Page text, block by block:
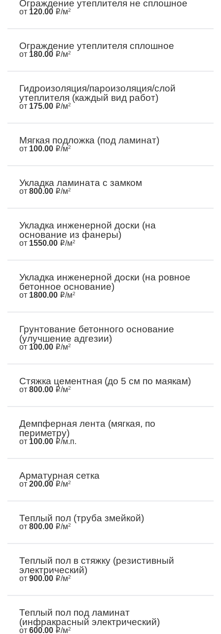
Ограждение утеплителя не сплошное
от 120.00 /м2
Ограждение утеплителя сплошное
от 180.00 /м2
Гидроизоляция/пароизоляция/слой
утеплителя (каждый вид работ)
от 175.00 /м2
Мягкая подложка (под ламинат)
от 100.00 /м2
Укладка ламината с замком
от 800.00 /м2
Укладка инженерной доски (на
основание из фанеры)
от 1550.00 /м2
Укладка инженерной доски (на ровное
бетонное основание)
от 1800.00 /м2
Грунтование бетонного основание
(улучшение адгезии)
от 100.00 /м2
Стяжка цементная (до 5 см по маякам)
от 800.00 /м2
Демпферная лента (мягкая, по
периметру)
от 100.00 /м.п.
Арматурная сетка
от 200.00 /м2
Теплый пол (труба змейкой)
от 800.00 /м2
Теплый пол в стяжку (резистивный
электрический)
от 900.00 /м2
Теплый пол под ламинат
(инфракрасный электрический)
от 600.00 /м2